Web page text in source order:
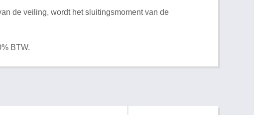
de veiling, wordt het sluitingsmoment van de
BTW.